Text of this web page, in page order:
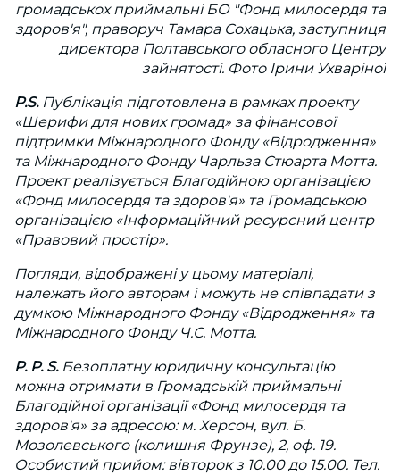
громадськох приймальні БО "Фонд милосердя та
здоров'я", праворуч Тамара Сохацька, заступниця
директора Полтавського обласного Центру
зайнятості. Фото Ірини Ухваріної
P.S.Публікація підготовлена ​​в рамках проекту
«Шерифи для нових громад» за фінансової
підтримки Міжнародного Фонду «Відродження»
та Міжнародного Фонду Чарльза Стюарта Мотта.
Проект реалізується Благодійною організацією
«Фонд милосердя та здоров'я» та Громадською
організацією «Інформаційний ресурсний центр
«Правовий простір».
Погляди, відображені у цьому матеріалі,
належать його авторам і можуть не співпадати з
думкою Міжнародного Фонду «Відродження» та
Міжнародного Фонду Ч.С. Мотта.
P. P. S.Безоплатну юридичну консультацію
можна отримати в Громадській приймальні
Благодійної організації «Фонд милосердя та
здоров'я» за адресою: м. Херсон, вул. Б.
Мозолевського (колишня Фрунзе), 2, оф. 19.
Особистий прийом: вівторок з 10.00 до 15.00. Тел.